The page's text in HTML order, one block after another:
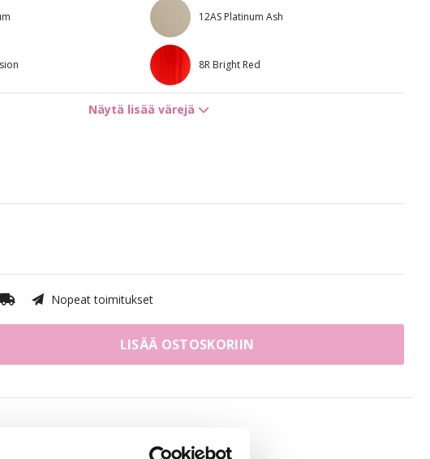
12AS Platinum Ash
8R Bright Red
4B/9G Chocco Cola Mix
Cream Blonde 7BN/10B Sandy Brown Mix
8A/12AS Ash Mix Balayage
Espresso Balayage 1N/4B Dark Mix Balayage
10BS/12AS Dirty Titanium Mix
Näytä lisää värejä
Nopeat toimitukset
LISÄÄ OSTOSKORIIN